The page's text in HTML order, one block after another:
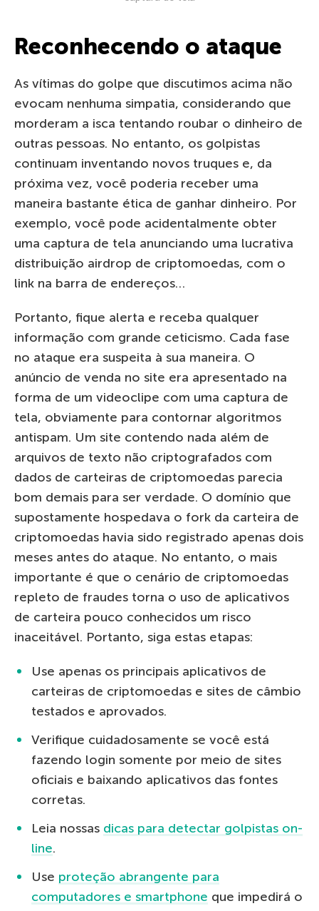
Reconhecendo o ataque
As vítimas do golpe que discutimos acima não
evocam nenhuma simpatia, considerando que
morderam a isca tentando roubar o dinheiro de
outras pessoas. No entanto, os golpistas
continuam inventando novos truques e, da
próxima vez, você poderia receber uma
maneira bastante ética de ganhar dinheiro. Por
exemplo, você pode acidentalmente obter
uma captura de tela anunciando uma lucrativa
distribuição airdrop de criptomoedas, com o
link na barra de endereços…
Portanto, fique alerta e receba qualquer
informação com grande ceticismo. Cada fase
no ataque era suspeita à sua maneira. O
anúncio de venda no site era apresentado na
forma de um videoclipe com uma captura de
tela, obviamente para contornar algoritmos
antispam. Um site contendo nada além de
arquivos de texto não criptografados com
dados de carteiras de criptomoedas parecia
bom demais para ser verdade. O domínio que
supostamente hospedava o fork da carteira de
criptomoedas havia sido registrado apenas dois
meses antes do ataque. No entanto, o mais
importante é que o cenário de criptomoedas
repleto de fraudes torna o uso de aplicativos
de carteira pouco conhecidos um risco
inaceitável. Portanto, siga estas etapas:
Use apenas os principais aplicativos de
carteiras de criptomoedas e sites de câmbio
testados e aprovados.
Verifique cuidadosamente se você está
fazendo login somente por meio de sites
oficiais e baixando aplicativos das fontes
corretas.
Leia nossas dicas para detectar golpistas on-
line.
Use proteção abrangente para
computadores e smartphone que impedirá o